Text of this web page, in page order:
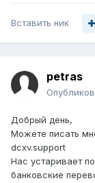
Вставить ник
petras
Добрый день,
Можете писать
dcxv.support
Нас устаривает
банковские